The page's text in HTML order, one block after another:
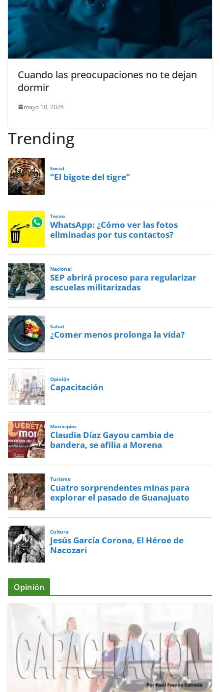
Cuando las preocupaciones no te dejan
dormir
mayo 10, 2026
Trending
Social
“El bigote del tigre”
Tecno
WhatsApp: ¿Cómo ver las fotos
eliminadas por tus contactos?
Nacional
SEP abrirá proceso para regularizar
escuelas militarizadas
Salud
¿Comer menos prolonga la vida?
Opinión
Capacitación
Municipios
Claudia Díaz Gayou cambia de
bandera, se afilia a Morena
Turismo
Cuatro sorprendentes minas para
explorar el pasado de Guanajuato
Cultura
Jesús García Corona, El Héroe de
Nacozari
Opinión